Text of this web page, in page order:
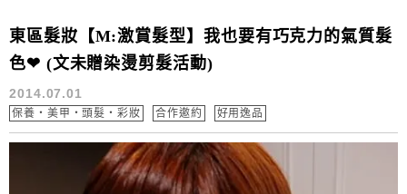
東區髮妝【M:激賞髮型】我也要有巧克力的氣質髮
色❤ (文未贈染燙剪髮活動)
2014.07.01
保養‧美甲‧頭髮‧彩妝 合作邀約 好用逸品